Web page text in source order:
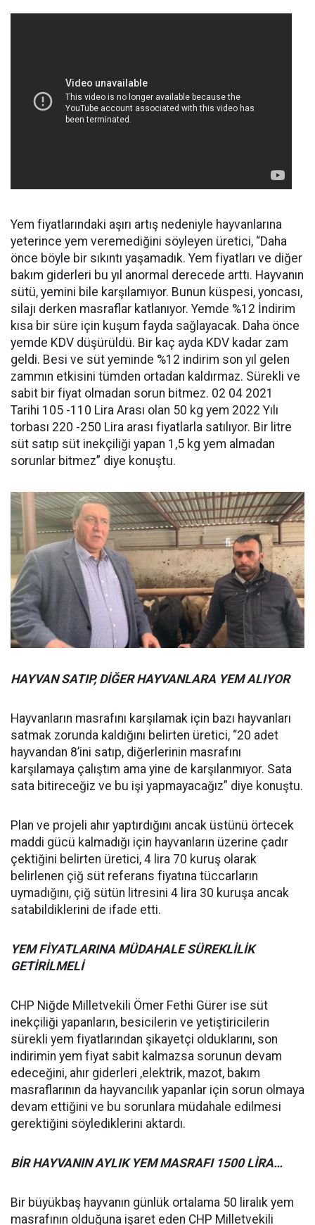
Yem fiyatlarındaki aşırı artış nedeniyle hayvanlarına
yeterince yem veremediğini söyleyen üretici, “Daha
önce böyle bir sıkıntı yaşamadık. Yem fiyatları ve diğer
bakım giderleri bu yıl anormal derecede arttı. Hayvanın
sütü, yemini bile karşılamıyor. Bunun küspesi, yoncası,
silajı derken masraflar katlanıyor. Yemde %12 İndirim
kısa bir süre için kuşum fayda sağlayacak. Daha önce
yemde KDV düşürüldü. Bir kaç ayda KDV kadar zam
geldi. Besi ve süt yeminde %12 indirim son yıl gelen
zammın etkisini tümden ortadan kaldırmaz. Sürekli ve
sabit bir fiyat olmadan sorun bitmez. 02 04 2021
Tarihi 105 -110 Lira Arası olan 50 kg yem 2022 Yılı
torbası 220 -250 Lira arası fiyatlarla satılıyor. Bir litre
süt satıp süt inekçiliği yapan 1,5 kg yem almadan
sorunlar bitmez” diye konuştu.
HAYVAN SATIP, DİĞER HAYVANLARA YEM ALIYOR
Hayvanların masrafını karşılamak için bazı hayvanları
satmak zorunda kaldığını belirten üretici, “20 adet
hayvandan 8’ini satıp, diğerlerinin masrafını
karşılamaya çalıştım ama yine de karşılanmıyor. Sata
sata bitireceğiz ve bu işi yapmayacağız” diye konuştu.
Plan ve projeli ahır yaptırdığını ancak üstünü örtecek
maddi gücü kalmadığı için hayvanların üzerine çadır
çektiğini belirten üretici, 4 lira 70 kuruş olarak
belirlenen çiğ süt referans fiyatına tüccarların
uymadığını, çiğ sütün litresini 4 lira 30 kuruşa ancak
satabildiklerini de ifade etti.
YEM FİYATLARINA MÜDAHALE SÜREKLİLİK
GETİRİLMELİ
CHP Niğde Milletvekili Ömer Fethi Gürer ise süt
inekçiliği yapanların, besicilerin ve yetiştiricilerin
sürekli yem fiyatlarından şikayetçi olduklarını, son
indirimin yem fiyat sabit kalmazsa sorunun devam
edeceğini, ahır giderleri ,elektrik, mazot, bakım
masraflarının da hayvancılık yapanlar için sorun olmaya
devam ettiğini ve bu sorunlara müdahale edilmesi
gerektiğini söylediklerini aktardı.
BİR HAYVANIN AYLIK YEM MASRAFI 1500 LİRA…
Bir büyükbaş hayvanın günlük ortalama 50 liralık yem
masrafının olduğuna işaret eden CHP Milletvekili